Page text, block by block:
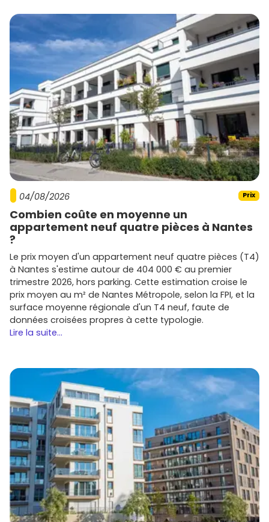
Pour sécuriser ton investissement à La Ciotat, garde en
tête ces recommandations :
Caler ton budget: simule le financement en
intégrantfrais de notaire réduits, options (parking,
cuisine), et un éventuelinvestissement Pinelsi le
programme y est éligible.
Choisir l'emplacement: si tu privilégies la vie à pied/
à vélo, viseVieux-Portou Clos des Plages . Pour
accéder vite à l'A50ou auTER, regarde côtégareou
Saint-Jean.
Examiner la qualité du programme: orientation,
profondeur des terrasses,isolation, labelsRE2020,
local vélo, bornes
notices techniques.
Anticiper la location: cible claire (actifs Athelia,
couples locaux, pied-à-terre) et vérifie loyers de
Passer à l'action: quand un lot bien placé sort, il part
vite. Mets des alertes sur Vivre dans le neufpour
capter les nouvelles disponibilités.
Prêt à concrétiser ton projet d'immobilier neuf à La Ciotat
? Parcours les programmes en cours, réserve une visite de
l'espace de vente et compare les offres sur
dans l'une des villes les plus attachantes de la côte
provençale.
04/08/2026 Prix
Combien coûte en moyenne un
appartement neuf quatre pièces à Nantes
?
Le prix moyen d'un appartement neuf quatre pièces (T4)
à Nantes s'estime autour de 404 000 € au premier
trimestre 2026, hors parking. Cette estimation croise le
prix moyen au m² de Nantes Métropole, selon la FPI, et la
surface moyenne régionale d'un T4 neuf, faute de
données croisées propres à cette typologie.
Lire la suite...